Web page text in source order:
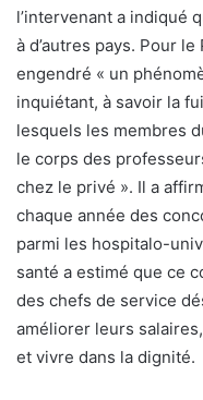
l’intervenant a indiqué
à d’autres pays. Pour
engendré « un
inquiétant, à savoir la
lesquels les membres
le corps des
chez le privé ». Il a
chaque année des
parmi les hospitalo-
santé a estimé que ce
des chefs de service
améliorer leurs
et vivre dans la dignité.